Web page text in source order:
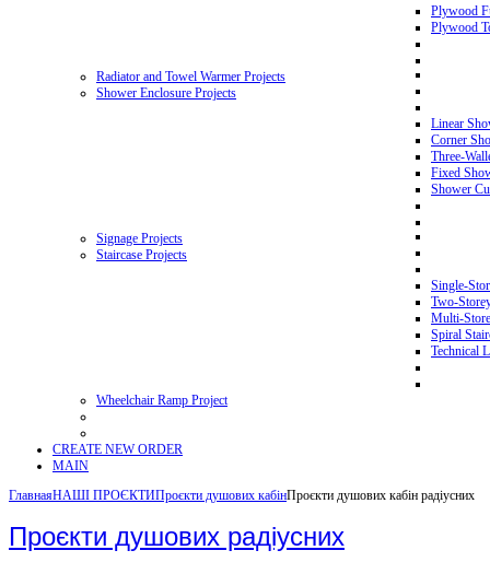
Plywood
Plywood
Radiator and Towel Warmer Projects
Shower Enclosure Projects
Linear
Corner
Three-
Fixed
Shower
Signage Projects
Staircase Projects
Single-
Two-
Multi-
Spiral
Technical
Wheelchair Ramp Project
CREATE NEW ORDER
MAIN
ГлавнаяНАШІ ПРОЄКТИПроєкти душових кабінПроєкти душових кабін радіусних
Проєкти душових радіусних